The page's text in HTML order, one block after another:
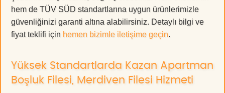
hem de TÜV SÜD standartlarına uygun ürünlerimizle
güvenliğinizi garanti altına alabilirsiniz. Detaylı bilgi ve
fiyat teklifi için hemen bizimle iletişime geçin.
Yüksek Standartlarda Kazan Apartman
Boşluk Filesi, Merdiven Filesi Hizmeti